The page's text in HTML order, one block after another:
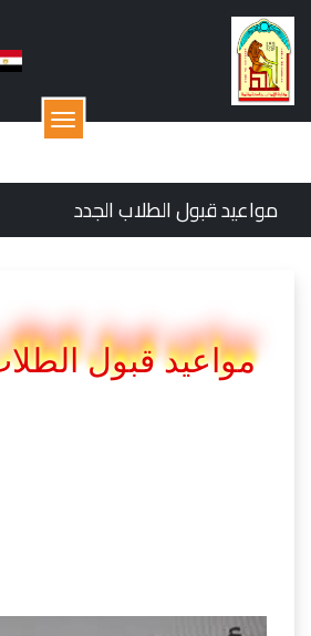
القائمة
مواعيد قبول الطلاب الجدد
مواعيد قبول